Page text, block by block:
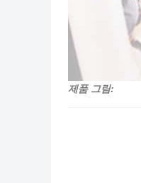
제품 그림: